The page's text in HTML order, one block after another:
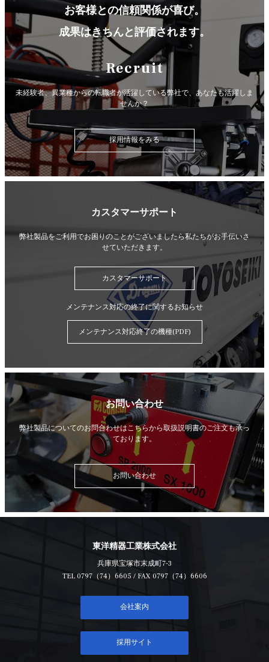
お客様との信頼関係が喜び。
成果はきちんと評価されます。
Recruit
未経験者、異業種からの転職者が活躍している弊社で、 あなたも活躍しま
せんか？
採用情報をみる
カスタマーサポート
弊社製品をご利用でお困りのことがございましたら私たちがお手伝いさ
せていただきます。
カスタマーサポート
メンテナンス対応の終了に関するお知らせ
メンテナンス対応終了の機種(PDF)
お問い合わせ
弊社製品についてのお問合わせはこちらから取扱説明書のご注文も承っ
ております。
お問い合わせ
東洋精器工業株式会社
兵庫県宝塚市末成町7-3
TEL 0797（74）6605 / FAX 0797（74）6606
会社案内
採用サイト